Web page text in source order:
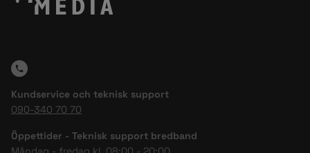
Kundservice och teknisk support
090-340 70 70
Öppettider - Teknisk support bredband